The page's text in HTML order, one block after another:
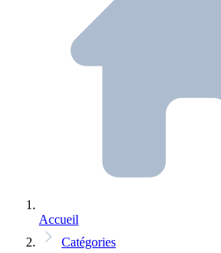
Accueil
Catégories